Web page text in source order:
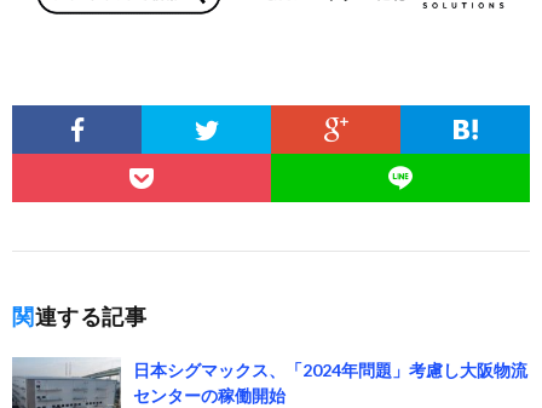
関連する記事
日本シグマックス、「2024年問題」考慮し大阪物流
センターの稼働開始